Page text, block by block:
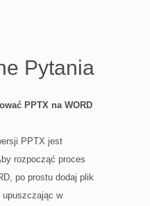
Pytania
PPTX na WORD
PPTX jest
rozpocząć proces
po prostu dodaj plik
upuszczając w